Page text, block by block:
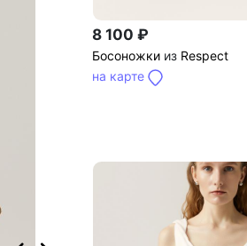
8 100 ₽
Босоножки из Respect
на карте